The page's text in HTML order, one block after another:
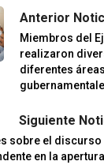
Anterior
Miembros del
realizaron
diferentes áreas
Siguiente
sobre el discurso
en la